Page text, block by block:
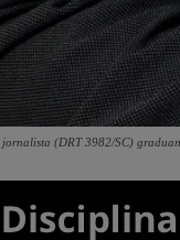
jornalista (DRT 3982/SC)